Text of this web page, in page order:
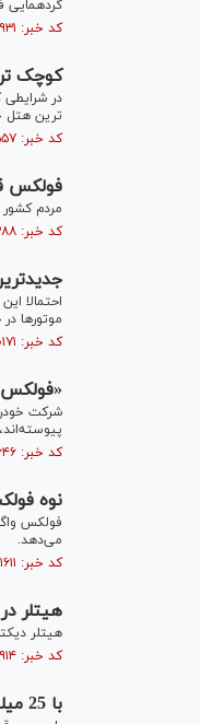
گردهمایی
کد خبر: ۴۱۸۹۳۱ تاریخ انتشار : ۱۳۹۷/۰۲/۲۲
کوچک
در
ترین هتل
کد خبر: ۳۶۷۵۵۷ تاریخ انتشار : ۱۳۹۶/۰۸/۲۳
فولکس
مردم
کد خبر: ۳۶۵۳۸۸ تاریخ انتشار : ۱۳۹۶/۰۸/۱۶
جدیدترین
احتمالا
موتور‌ها در حجم
کد خبر: ۳۶۰۱۷۱ تاریخ انتشار : ۱۳۹۶/۰۷/۳۰
شرکت
کد خبر: ۳۵۹۶۴۶ تاریخ انتشار : ۱۳۹۶/۰۷/۲۹
نوه فولکس
می‌دهد.
کد خبر: ۳۴۱۶۱۱ تاریخ انتشار : ۱۳۹۶/۰۵/۳۱
هیتلر
هیتلر
کد خبر: ۳۳۸۹۱۴ تاریخ انتشار : ۱۳۹۶/۰۵/۲۳
با 25 میلیون تومان چه خودروهایی می‌توان خرید؟+جدول قیمت